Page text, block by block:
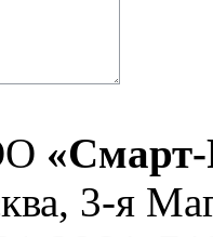
3-я